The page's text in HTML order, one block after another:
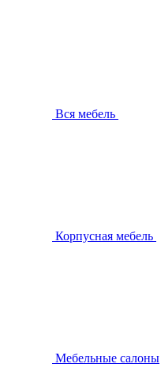
Вся мебель
Корпусная мебель
Мебельные салоны